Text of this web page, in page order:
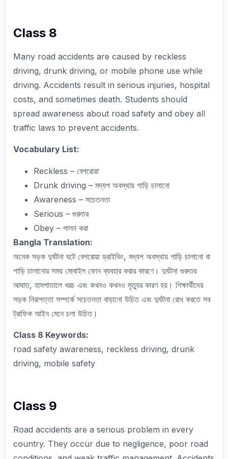
Class 8
Many road accidents are caused by reckless
driving, drunk driving, or mobile phone use while
driving. Accidents result in serious injuries, hospital
costs, and sometimes death. Students should
spread awareness about road safety and obey all
traffic laws to prevent accidents.
Vocabulary List:
Reckless – বেপরোয়া
Drunk driving – মদ্যপ অবস্থায় গাড়ি চালানো
Awareness – সচেতনতা
Serious – গুরুতর
Obey – পালন করা
Bangla Translation:
অনেক সড়ক দুর্ঘটনা ঘটে বেপরোয়া ড্রাইভিং, মদ্যপ অবস্থায় গাড়ি চালানো বা
গাড়ি চালানোর সময় মোবাইল ফোন ব্যবহার করার কারণে। দুর্ঘটনা গুরুতর
আঘাত, হাসপাতালে খরচ এবং কখনও কখনও মৃত্যুর কারণ হয়। শিক্ষার্থীদের
সড়ক নিরাপত্তা সম্পর্কে সচেতনতা বাড়ানো উচিত এবং দুর্ঘটনা রোধ করতে সব
ট্রাফিক আইন মেনে চলা উচিত।
Class 8 Keywords:
road safety awareness, reckless driving, drunk
driving, mobile safety
Class 9
Road accidents are a serious problem in every
country. They occur due to negligence, poor road